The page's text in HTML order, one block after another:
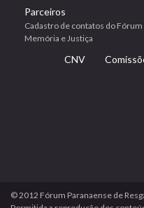
Parceiros
Cadastro de contatos do
Memória e Justiça
CNV
© 2012 Fórum Paranaense de